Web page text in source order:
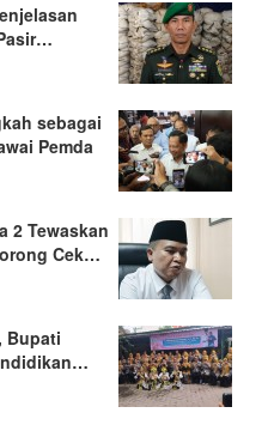
sebagai
Pemda
2 Tewaskan
Cek…
Bupati